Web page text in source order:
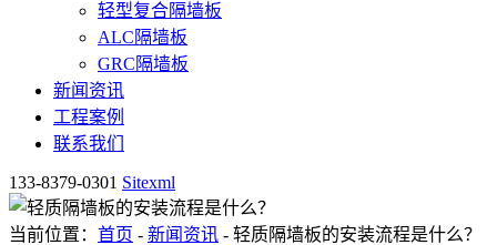
轻型复合隔墙板
ALC隔墙板
GRC隔墙板
新闻资讯
工程案例
联系我们
133-8379-0301 Sitexml
当前位置： 首页 - 新闻资讯 - 轻质隔墙板的安装流程是什么？